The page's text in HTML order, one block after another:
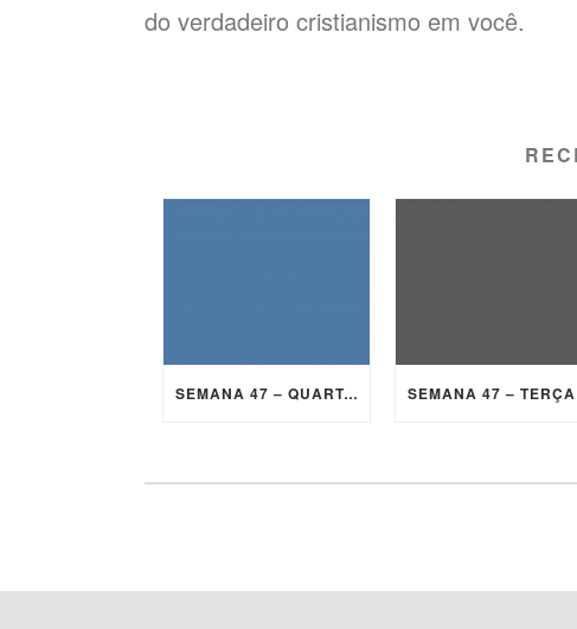
do verdadeiro cristianismo em você.
SEMANA 47 – QUARTA-FEIRA